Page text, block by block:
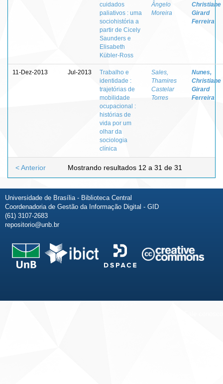
cuidados
paliativos : uma
sociohistória a
partir de Cicely
Saunders e
Elisabeth
Kübler-Ross
Ângelo
Moreira
Christiane
Girard
Ferreira
11-Dez-2013 Jul-2013
Trabalho e
identidade :
trajetórias de
mobilidade
ocupacional :
histórias de
vida por um
olhar da
sociologia
clínica
Sales,
Thamires
Castelar
Torres
Nunes,
Christiane
Girard
Ferreira
Mostrando resultados 12 a 31 de 31
< Anterior
Universidade de Brasília - Biblioteca Central
Coordenadoria de Gestão da Informação Digital - GID
(61) 3107-2683
repositorio@unb.br